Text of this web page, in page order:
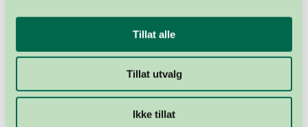
Tillat alle
Tillat utvalg
Ikke tillat
584 pasienter på et livreddende organ.
Antall nyrer fra avdød giver har gått noe opp fra
fjoråret. Samtidig holder antall nyrer fra levende giver
seg på et stabilt, lavt nivå; 43 donorer ga en nyre til et
familiemedlem, eller nær venn i fjor. Det er nesten en